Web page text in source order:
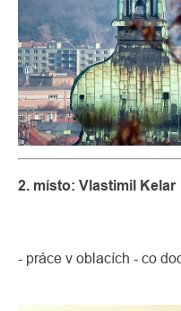
2. místo: Vlastimil Kelar
- práce v oblacích - co